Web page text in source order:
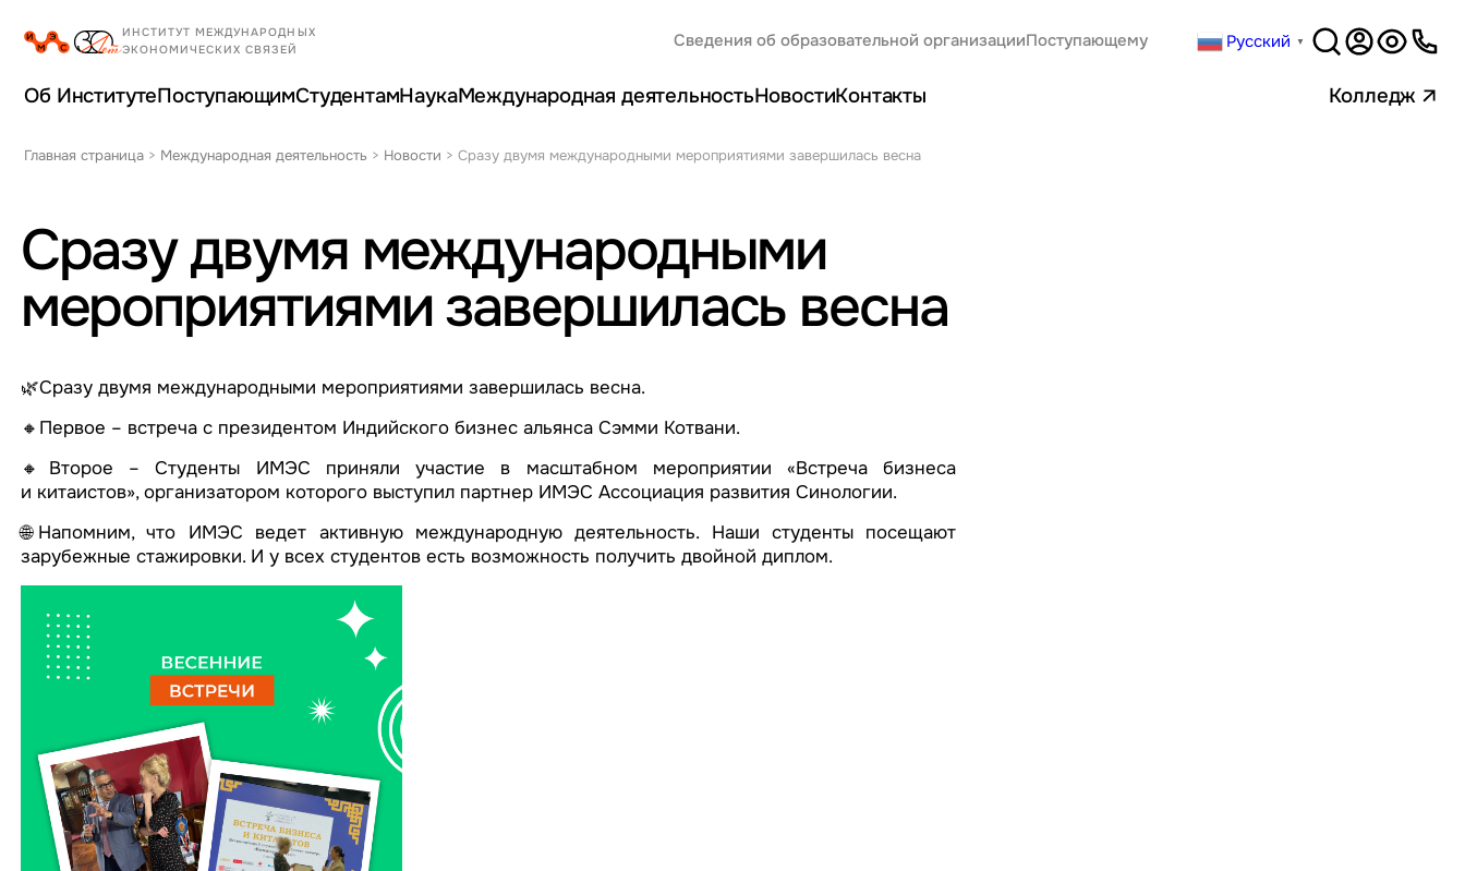
Сведения об образовательной организацииПоступающему Русский ▼
Версия
для
Об ИнститутеПоступающимСтудентамНаукаМеждународная деятельностьНовостиКонтакты Колледж
Главная страница > Международная деятельность > Новости >Сразу двумя международными мероприятиями завершилась весна
Сразу двумя международными
мероприятиями завершилась весна
🌿Сразу двумя международными мероприятиями завершилась весна.
🔸Первое – встреча с президентом Индийского бизнес альянса Сэмми Котвани.
🔸Второе – Студенты ИМЭС приняли участие в масштабном мероприятии «Встреча бизнеса
и китаистов», организатором которого выступил партнер ИМЭС Ассоциация развития Синологии.
🌐Напомним, что ИМЭС ведет активную международную деятельность. Наши студенты посещают
зарубежные стажировки. И у всех студентов есть возможность получить двойной диплом.